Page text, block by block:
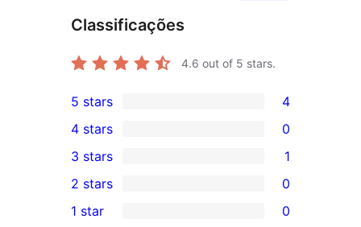
Classificações
4.6 out of 5 stars.
4
5-
star
reviews
5 stars 4
4-
star
reviews
4 stars 0
1
3-
star
3 stars 1
2-
2 stars 0
1 star 0